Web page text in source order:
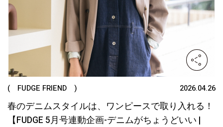
( FUDGE FRIEND ) 2026.04.26
春のデニムスタイルは、ワンピースで取り入れる！
【FUDGE 5月号連動企画-デニムがちょうどいい |